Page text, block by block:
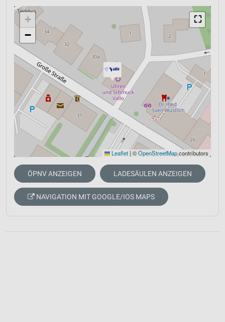
⛶
+
−
Leaflet | ©OpenStreetMapcontributors
ÖPNV ANZEIGEN LADESÄULEN ANZEIGEN
NAVIGATION MIT GOOGLE/IOS MAPS